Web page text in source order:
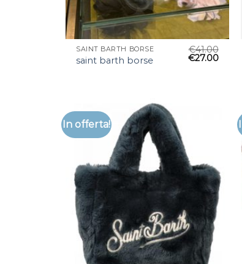
SAINT BARTH BORSE
saint barth borse
€41.00
€27.00
In offerta!